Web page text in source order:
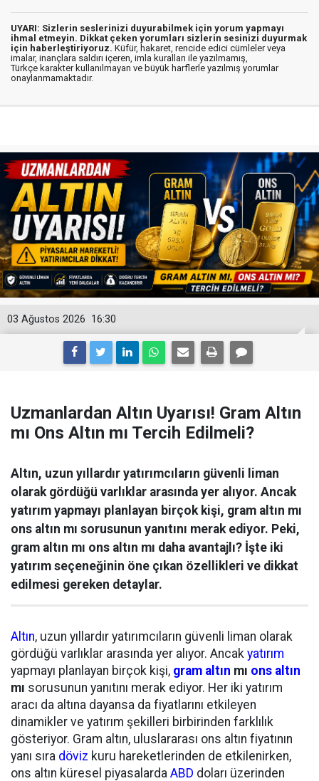
UYARI: Sizlerin seslerinizi duyurabilmek için yorum yapmayı
ihmal etmeyin. Dikkat çeken yorumları sizlerin sesinizi duyurmak
için haberleştiriyoruz. Küfür, hakaret, rencide edici cümleler veya
imalar, inançlara saldırı içeren, imla kuralları ile yazılmamış,
Türkçe karakter kullanılmayan ve büyük harflerle yazılmış yorumlar
onaylanmamaktadır.
16:30
03 Ağustos 2026
Uzmanlardan Altın Uyarısı! Gram Altın
mı Ons Altın mı Tercih Edilmeli?
Altın, uzun yıllardır yatırımcıların güvenli liman
olarak gördüğü varlıklar arasında yer alıyor. Ancak
yatırım yapmayı planlayan birçok kişi, gram altın mı
ons altın mı sorusunun yanıtını merak ediyor. Peki,
gram altın mı ons altın mı daha avantajlı? İşte iki
yatırım seçeneğinin öne çıkan özellikleri ve dikkat
edilmesi gereken detaylar.
Altın, uzun yıllardır yatırımcıların güvenli liman olarak
gördüğü varlıklar arasında yer alıyor. Ancak yatırım
yapmayı planlayan birçok kişi, gram altın mı ons altın
mı sorusunun yanıtını merak ediyor. Her iki yatırım
aracı da altına dayansa da fiyatlarını etkileyen
dinamikler ve yatırım şekilleri birbirinden farklılık
gösteriyor. Gram altın, uluslararası ons altın fiyatının
yanı sıra döviz kuru hareketlerinden de etkilenirken,
ons altın küresel piyasalarda ABD doları üzerinden